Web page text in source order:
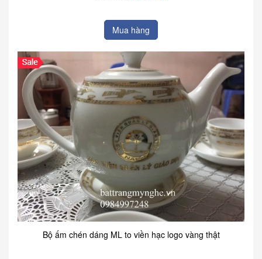
Mua hàng
Bộ ấm chén dáng ML to viền hạc logo vàng thật